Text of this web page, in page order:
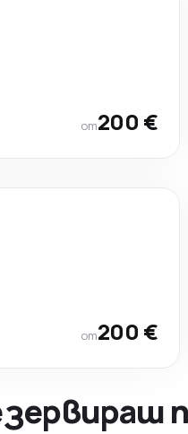
от200 €
от200 €